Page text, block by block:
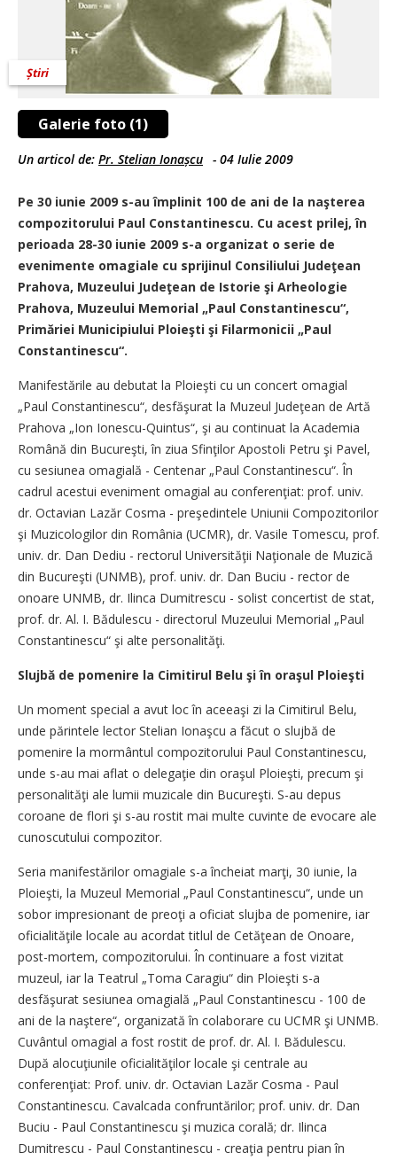
Galerie foto (1)
Știri
Un articol de: Pr. Stelian Ionașcu - 04 Iulie 2009
Pe 30 iunie 2009 s-au împlinit 100 de ani de la naşterea
compozitorului Paul Constantinescu. Cu acest prilej, în
perioada 28-30 iunie 2009 s-a organizat o serie de
evenimente omagiale cu sprijinul Consiliului Judeţean
Prahova, Muzeului Judeţean de Istorie şi Arheologie
Prahova, Muzeului Memorial „Paul Constantinescu“,
Primăriei Municipiului Ploieşti şi Filarmonicii „Paul
Constantinescu“.
Manifestările au debutat la Ploieşti cu un concert omagial
„Paul Constantinescu“, desfăşurat la Muzeul Judeţean de Artă
Prahova „Ion Ionescu-Quintus“, şi au continuat la Academia
Română din Bucureşti, în ziua Sfinţilor Apostoli Petru şi Pavel,
cu sesiunea omagială - Centenar „Paul Constantinescu“. În
cadrul acestui eveniment omagial au conferenţiat: prof. univ.
dr. Octavian Lazăr Cosma - preşedintele Uniunii Compozitorilor
şi Muzicologilor din România (UCMR), dr. Vasile Tomescu, prof.
univ. dr. Dan Dediu - rectorul Universităţii Naţionale de Muzică
din Bucureşti (UNMB), prof. univ. dr. Dan Buciu - rector de
onoare UNMB, dr. Ilinca Dumitrescu - solist concertist de stat,
prof. dr. Al. I. Bădulescu - directorul Muzeului Memorial „Paul
Constantinescu“ şi alte personalităţi.
Slujbă de pomenire la Cimitirul Belu şi în oraşul Ploieşti
Un moment special a avut loc în aceeaşi zi la Cimitirul Belu,
unde părintele lector Stelian Ionaşcu a făcut o slujbă de
pomenire la mormântul compozitorului Paul Constantinescu,
unde s-au mai aflat o delegaţie din oraşul Ploieşti, precum şi
personalităţi ale lumii muzicale din Bucureşti. S-au depus
coroane de flori şi s-au rostit mai multe cuvinte de evocare ale
cunoscutului compozitor.
Seria manifestărilor omagiale s-a încheiat marţi, 30 iunie, la
Ploieşti, la Muzeul Memorial „Paul Constantinescu“, unde un
sobor impresionant de preoţi a oficiat slujba de pomenire, iar
oficialităţile locale au acordat titlul de Cetăţean de Onoare,
post-mortem, compozitorului. În continuare a fost vizitat
muzeul, iar la Teatrul „Toma Caragiu“ din Ploieşti s-a
desfăşurat sesiunea omagială „Paul Constantinescu - 100 de
ani de la naştere“, organizată în colaborare cu UCMR şi UNMB.
Cuvântul omagial a fost rostit de prof. dr. Al. I. Bădulescu.
După alocuţiunile oficialităţilor locale şi centrale au
conferenţiat: Prof. univ. dr. Octavian Lazăr Cosma - Paul
Constantinescu. Cavalcada confruntărilor; prof. univ. dr. Dan
Buciu - Paul Constantinescu şi muzica corală; dr. Ilinca
Dumitrescu - Paul Constantinescu - creaţia pentru pian în